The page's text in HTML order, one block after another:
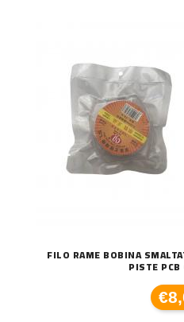
FILO RAME BOBINA
PISTE